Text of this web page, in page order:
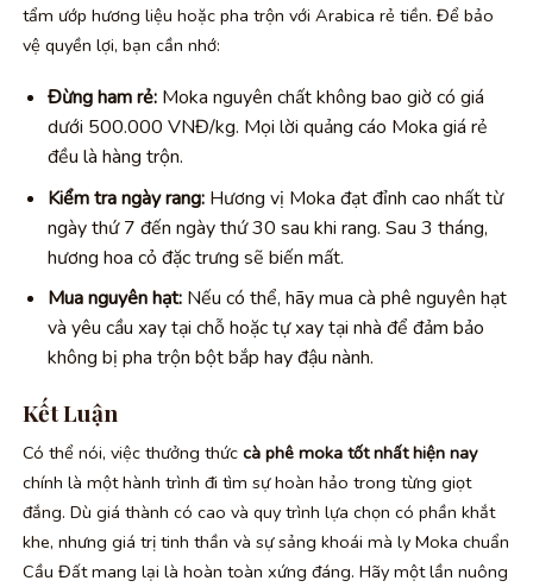
tẩm ướp hương liệu hoặc pha trộn với Arabica rẻ tiền. Để bảo
vệ quyền lợi, bạn cần nhớ:
Đừng ham rẻ:Moka nguyên chất không bao giờ có giá
dưới 500.000 VNĐ/kg. Mọi lời quảng cáo Moka giá rẻ
đều là hàng trộn.
Kiểm tra ngày rang:Hương vị Moka đạt đỉnh cao nhất từ
ngày thứ 7 đến ngày thứ 30 sau khi rang. Sau 3 tháng,
hương hoa cỏ đặc trưng sẽ biến mất.
Mua nguyên hạt:Nếu có thể, hãy mua cà phê nguyên hạt
và yêu cầu xay tại chỗ hoặc tự xay tại nhà để đảm bảo
không bị pha trộn bột bắp hay đậu nành.
Kết Luận
Có thể nói, việc thưởng thức cà phê moka tốt nhất hiện nay
chính là một hành trình đi tìm sự hoàn hảo trong từng giọt
đắng. Dù giá thành có cao và quy trình lựa chọn có phần khắt
khe, nhưng giá trị tinh thần và sự sảng khoái mà ly Moka chuẩn
Cầu Đất mang lại là hoàn toàn xứng đáng. Hãy một lần nuông